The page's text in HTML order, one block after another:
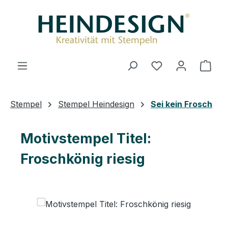
Du hast 0
Stempel Stempel Heindesign Sei kein Frosch
Motivstempel Titel:
Froschkönig riesig